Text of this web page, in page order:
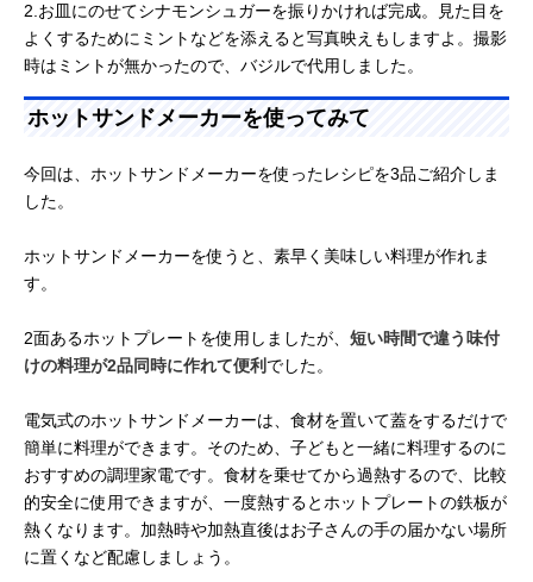
2.お皿にのせてシナモンシュガーを振りかければ完成。見た目を
よくするためにミントなどを添えると写真映えもしますよ。撮影
時はミントが無かったので、バジルで代用しました。
ホットサンドメーカーを使ってみて
今回は、ホットサンドメーカーを使ったレシピを3品ご紹介しま
した。
ホットサンドメーカーを使うと、素早く美味しい料理が作れま
す。
2面あるホットプレートを使用しましたが、 短い時間で違う味付
けの料理が2品同時に作れて便利 でした。
電気式のホットサンドメーカーは、食材を置いて蓋をするだけで
簡単に料理ができます。そのため、子どもと一緒に料理するのに
おすすめの調理家電です。食材を乗せてから過熱するので、比較
的安全に使用できますが、一度熱するとホットプレートの鉄板が
熱くなります。加熱時や加熱直後はお子さんの手の届かない場所
に置くなど配慮しましょう。